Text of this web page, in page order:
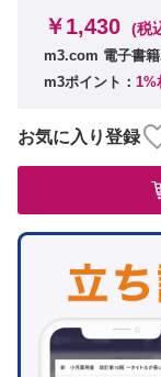
￥1,430 (税
m3.com 電子書籍
m3ポイント： 1%
お気に入り登録